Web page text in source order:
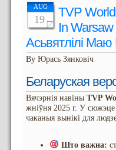
AUG
19
TVP
In
Асьвятлілі
By Юрась Зянковіч
Беларуская
Вячэрнія навіны TVP
жніўня 2025 г. У
чаканыя вынікі для
Што важна: